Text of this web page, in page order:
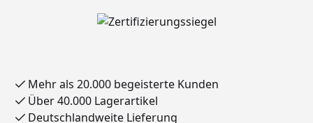
Mehr als 20.000 begeisterte Kunden
Über 40.000 Lagerartikel
Deutschlandweite Lieferung